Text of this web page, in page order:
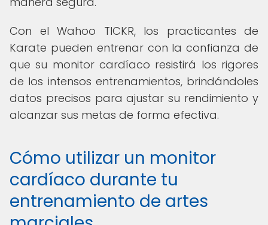
Con el Wahoo TICKR, los practicantes de
Karate pueden entrenar con la confianza de
que su monitor cardíaco resistirá los rigores
de los intensos entrenamientos, brindándoles
datos precisos para ajustar su rendimiento y
alcanzar sus metas de forma efectiva.
Cómo utilizar un monitor
cardíaco durante tu
entrenamiento de artes